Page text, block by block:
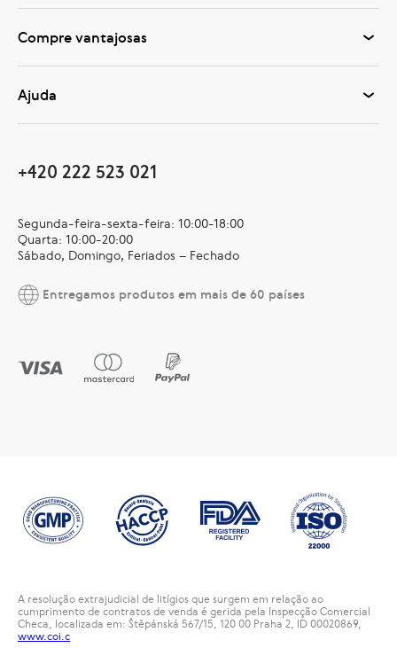
Compre vantajosas
Ajuda
+420 222 523 021
Segunda-feira-sexta-feira: 10:00-18:00
Quarta: 10:00-20:00
Sábado, Domingo, Feriados – Fechado
Entregamos produtos em mais de 60 países
A resolução extrajudicial de litígios que surgem em relação ao
cumprimento de contratos de venda é gerida pela Inspecção Comercial
Checa, localizada em: Štěpánská 567/15, 120 00 Praha 2, ID 00020869,
www.coi.c